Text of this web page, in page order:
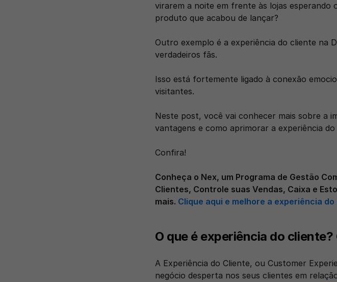
virarem a noite em frente às lojas
produto que acabou de lançar?
Outro exemplo é a experiência do cliente na
verdadeiros fãs.
Isso está fortemente ligado à conexão
visitantes.
Neste post, você vai conhecer mais sobre a
vantagens e como aprimorar a experiência
Confira!
Conheça o Nex, um Programa de Gestão
Clientes, Controle suas Vendas, Caixa e
mais. Clique aqui e melhore a experiência
O que é experiência do
A Experiência do Cliente, ou Customer
negócio desperta nos seus clientes em